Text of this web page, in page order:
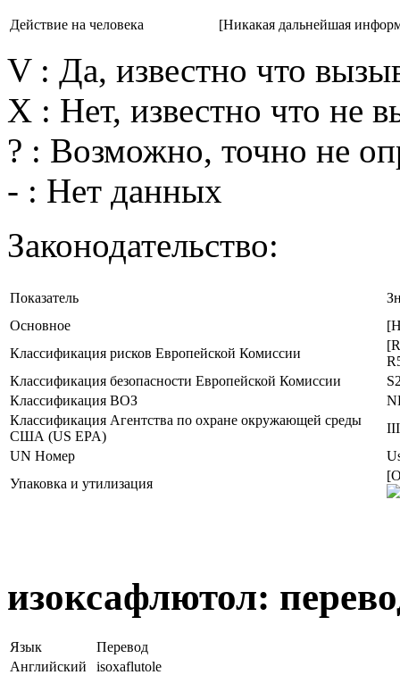
Действие на человека [Никакая дальнейшая
V : Да, известно что
X : Нет, известно что не
? : Возможно, точно не
- : Нет данных
Законодательство:
Показатель
Основное
Классификация рисков Европейской Комиссии
Классификация безопасности Европейской Комиссии
Классификация ВОЗ
Классификация Агентства по охране окружающей среды
США (US EPA)
III
UN Номер
Упаковка и утилизация
изоксафлютол:
Язык
Перевод
Английский
isoxaflutole